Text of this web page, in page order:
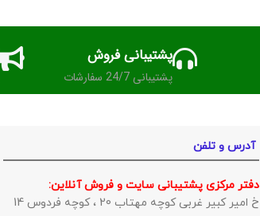
پشتیبانی فروش
پشتیبانی 24/7 سفارشات
آدرس و تلفن
دفتر مرکزی پشتیبانی سایت و فروش آنلاین:
خ امیر کبیر غربی کوچه مهتاب 20 ، کوچه فردوس 14